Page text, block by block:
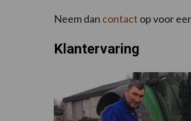
Neem dan contact op voor
Klantervaring